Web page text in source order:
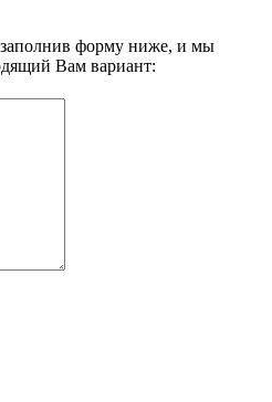
заполнив форму ниже, и мы
Вам вариант: